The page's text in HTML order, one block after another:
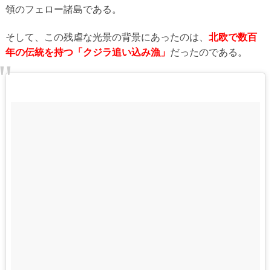
領のフェロー諸島である。
そして、この残虐な光景の背景にあったのは、 北欧で数百
年の伝統を持つ「クジラ追い込み漁」 だったのである。